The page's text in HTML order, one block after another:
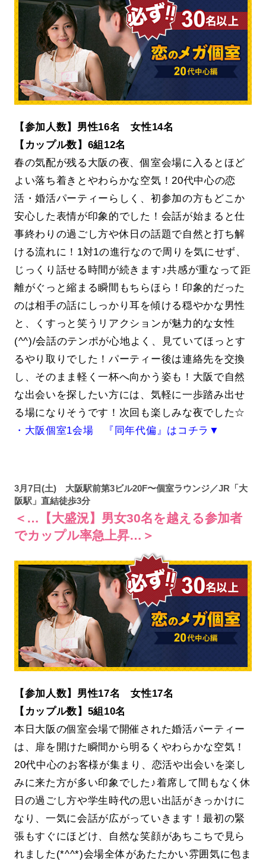
【参加人数】男性16名 女性14名
【カップル数】6組12名
春の気配が残る大阪の夜、個室会場に入るとほど
よい落ち着きとやわらかな空気！20代中心の恋
活・婚活パーティーらしく、初参加の方もどこか
安心した表情が印象的でした！会話が始まると仕
事終わりの過ごし方や休日の話題で自然と打ち解
ける流れに！1対1の進行なので周りを気にせず、
じっくり話せる時間が続きます♪共感が重なって距
離がぐっと縮まる瞬間もちらほら！印象的だった
のは相手の話にしっかり耳を傾ける穏やかな男性
と、くすっと笑うリアクションが魅力的な女性
(^^)/会話のテンポが心地よく、見ていてほっとす
るやり取りでした！パーティー後は連絡先を交換
し、そのまま軽く一杯へ向かう姿も！大阪で自然
な出会いを探したい方には、気軽に一歩踏み出せ
る場になりそうです！次回も楽しみな夜でした☆
・大阪個室1会場 『同年代偏』はコチラ▼
3月7日(土) 大阪駅前第3ビル20F〜個室ラウンジ／JR「大
阪駅」直結徒歩3分
＜…【大盛況】男女30名を越える参加者
でカップル率急上昇…＞
【参加人数】男性17名 女性17名
【カップル数】5組10名
本日大阪の個室会場で開催された婚活パーティー
は、扉を開けた瞬間から明るくやわらかな空気！
20代中心のお客様が集まり、恋活や出会いを楽し
みに来た方が多い印象でした♪着席して間もなく休
日の過ごし方や学生時代の思い出話がきっかけに
なり、一気に会話が広がっていきます！最初の緊
張もすぐにほどけ、自然な笑顔があちこちで見ら
れました(*^^*)会場全体があたたかい雰囲気に包ま